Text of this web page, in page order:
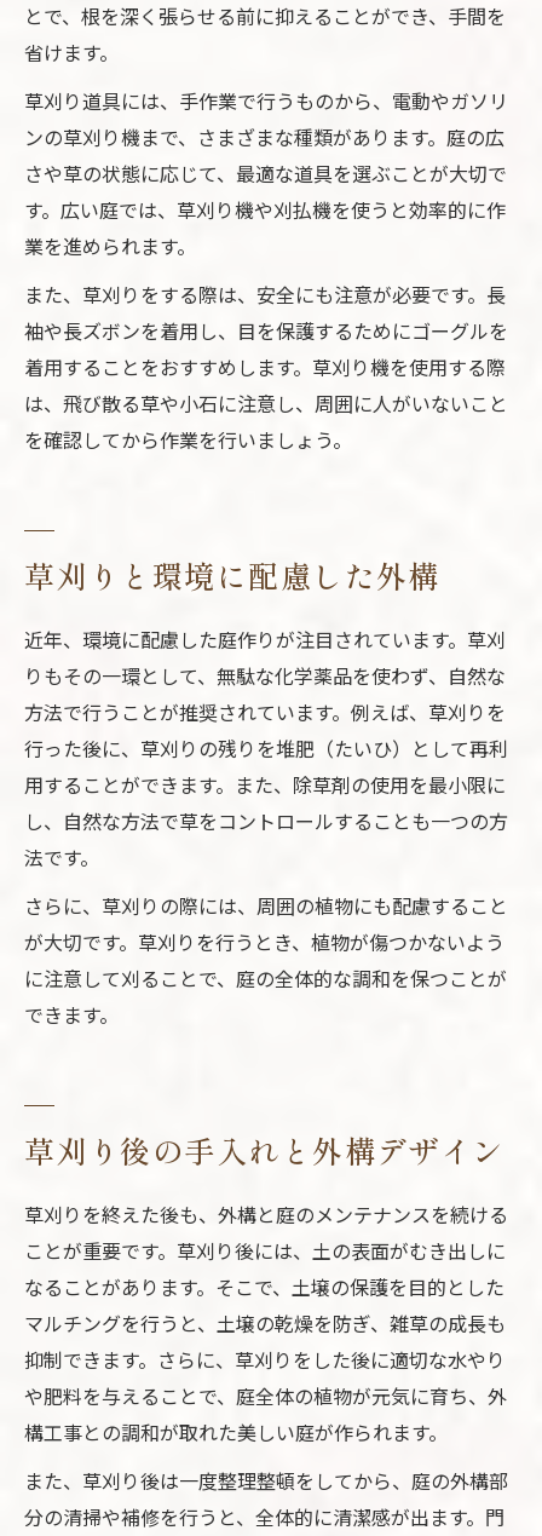
とで、根を深く張らせる前に抑えることができ、手間を
省けます。
草刈り道具には、手作業で行うものから、電動やガソリ
ンの草刈り機まで、さまざまな種類があります。庭の広
さや草の状態に応じて、最適な道具を選ぶことが大切で
す。広い庭では、草刈り機や刈払機を使うと効率的に作
業を進められます。
また、草刈りをする際は、安全にも注意が必要です。長
袖や長ズボンを着用し、目を保護するためにゴーグルを
着用することをおすすめします。草刈り機を使用する際
は、飛び散る草や小石に注意し、周囲に人がいないこと
を確認してから作業を行いましょう。
草刈りと環境に配慮した外構
近年、環境に配慮した庭作りが注目されています。草刈
りもその一環として、無駄な化学薬品を使わず、自然な
方法で行うことが推奨されています。例えば、草刈りを
行った後に、草刈りの残りを堆肥（たいひ）として再利
用することができます。また、除草剤の使用を最小限に
し、自然な方法で草をコントロールすることも一つの方
法です。
さらに、草刈りの際には、周囲の植物にも配慮すること
が大切です。草刈りを行うとき、植物が傷つかないよう
に注意して刈ることで、庭の全体的な調和を保つことが
できます。
草刈り後の手入れと外構デザイン
草刈りを終えた後も、外構と庭のメンテナンスを続ける
ことが重要です。草刈り後には、土の表面がむき出しに
なることがあります。そこで、土壌の保護を目的とした
マルチングを行うと、土壌の乾燥を防ぎ、雑草の成長も
抑制できます。さらに、草刈りをした後に適切な水やり
や肥料を与えることで、庭全体の植物が元気に育ち、外
構工事との調和が取れた美しい庭が作られます。
また、草刈り後は一度整理整頓をしてから、庭の外構部
分の清掃や補修を行うと、全体的に清潔感が出ます。門